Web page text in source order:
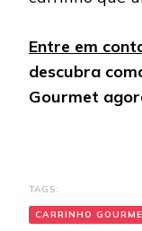
Entre em
descubra
Gourmet
TAGS:
CARRINHO